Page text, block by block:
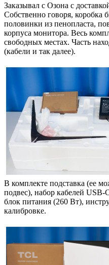
Заказывал с Озона с
Собственно говоря, коробка
половинки из пенопласта,
корпуса монитора. Весь
свободных местах. Часть
(кабели и так далее).
В комплекте подставка (ее
подвес), набор кабелей
блок питания (260 Вт),
калибровке.